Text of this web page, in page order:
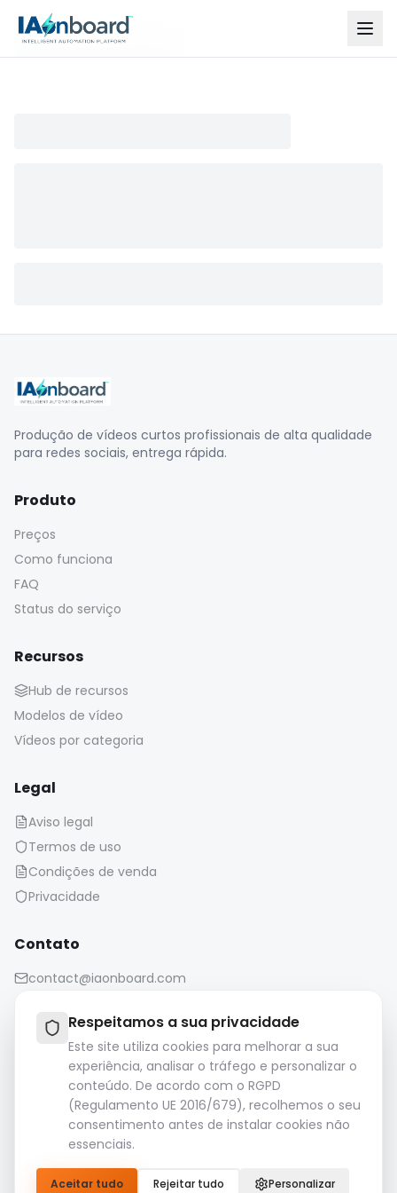
Respeitamos a sua privacidade
Este site utiliza cookies para melhorar a sua
experiência, analisar o tráfego e personalizar o
conteúdo. De acordo com o RGPD
(Regulamento UE 2016/679), recolhemos o seu
consentimento antes de instalar cookies não
essenciais.
Aceitar tudo Rejeitar tudo Personalizar
Produção de vídeos curtos profissionais de alta qualidade
para redes sociais, entrega rápida.
Produto
Preços
Como funciona
FAQ
Status do serviço
Recursos
Hub de recursos
Modelos de vídeo
Vídeos por categoria
Legal
Aviso legal
Termos de uso
Condições de venda
Privacidade
Contato
contact@iaonboard.com
Política de retenção:
Os arquivos de mídia (imagens, vídeos, arquivos de áudio,
etc.) são mantidos por 14 dias.